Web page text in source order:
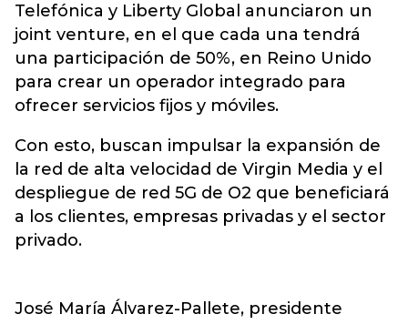
Telefónica y Liberty Global anunciaron un
joint venture, en el que cada una tendrá
una participación de 50%, en Reino Unido
para crear un operador integrado para
ofrecer servicios fijos y móviles.
Con esto, buscan impulsar la expansión de
la red de alta velocidad de Virgin Media y el
despliegue de red 5G de O2 que beneficiará
a los clientes, empresas privadas y el sector
privado.
José María Álvarez-Pallete, presidente